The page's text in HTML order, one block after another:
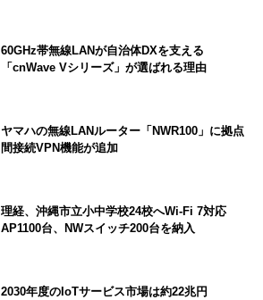
60GHz帯無線LANが自治体DXを支える
「cnWave Vシリーズ」が選ばれる理由
ヤマハの無線LANルーター「NWR100」に拠点
間接続VPN機能が追加
理経、沖縄市立小中学校24校へWi-Fi 7対応
AP1100台、NWスイッチ200台を納入
2030年度のIoTサービス市場は約22兆円